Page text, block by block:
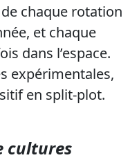
chaque rotation
et chaque
dans l’espace.
expérimentales,
en split-plot.
cultures